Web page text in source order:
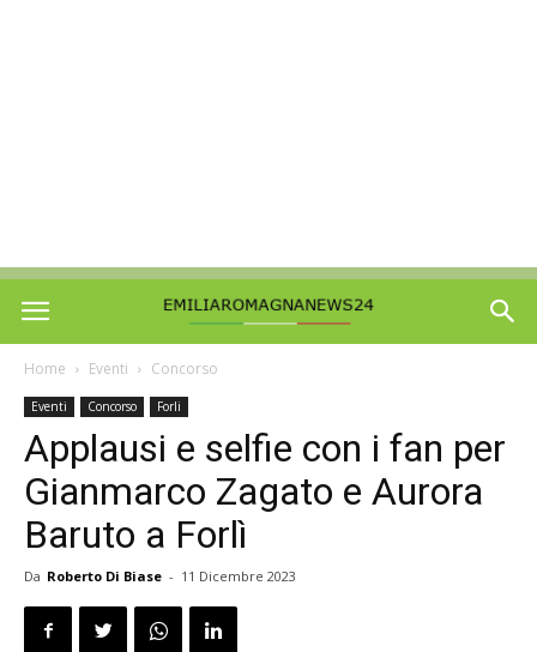
Home Eventi Concorso
Eventi Concorso Forli
Applausi e selfie con i fan per
Gianmarco Zagato e Aurora
Baruto a Forlì
Da Roberto Di Biase - 11 Dicembre 2023